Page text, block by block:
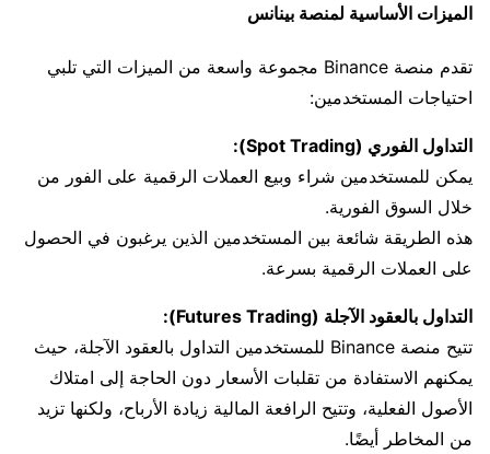
الميزات الأساسية لمنصة بينانس
تقدم منصة Binance مجموعة واسعة من الميزات التي تلبي
احتياجات المستخدمين:
التداول الفوري (Spot Trading):
يمكن للمستخدمين شراء وبيع العملات الرقمية على الفور من
خلال السوق الفورية.
هذه الطريقة شائعة بين المستخدمين الذين يرغبون في الحصول
على العملات الرقمية بسرعة.
التداول بالعقود الآجلة (Futures Trading):
تتيح منصة Binance للمستخدمين التداول بالعقود الآجلة، حيث
يمكنهم الاستفادة من تقلبات الأسعار دون الحاجة إلى امتلاك
الأصول الفعلية، وتتيح الرافعة المالية زيادة الأرباح، ولكنها تزيد
من المخاطر أيضًا.